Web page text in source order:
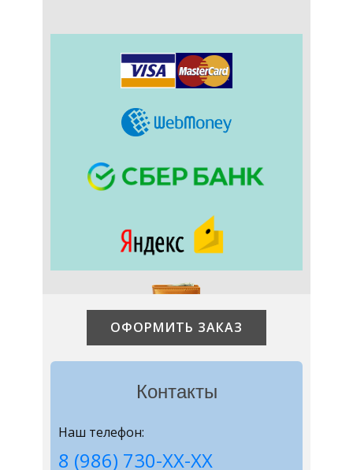
ОФОРМИТЬ ЗАКАЗ
Контакты
Наш телефон:
8 (986) 730-ХХ-ХХ